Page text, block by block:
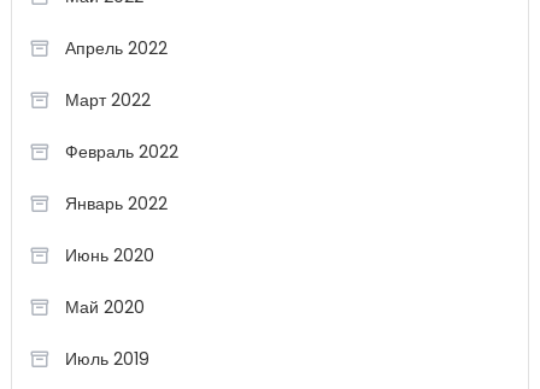
Апрель 2022
Март 2022
Февраль 2022
Январь 2022
Июнь 2020
Май 2020
Июль 2019